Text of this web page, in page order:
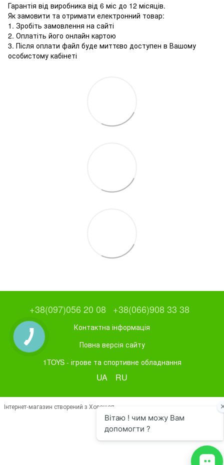
Гарантія від виробника від 6 міс до 12 місяців.
Як замовити та отримати електронний товар:
1. Зробіть замовлення на сайті
2. Оплатіть його онлайн картою
3. Після оплати файл буде миттєво доступен в Вашому
особистому кабінеті
+38(097)056 20 08 +38(066)908 33 38
Контактна інформація
Повна версія сайту
1TOYS - ігрове та спортивне обладнання
UA RU
Інтернет-магазин створений з Хорошоп